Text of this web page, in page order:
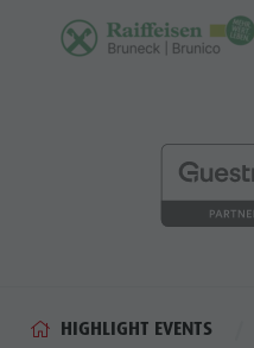
HIGHLIGHT EVENTS